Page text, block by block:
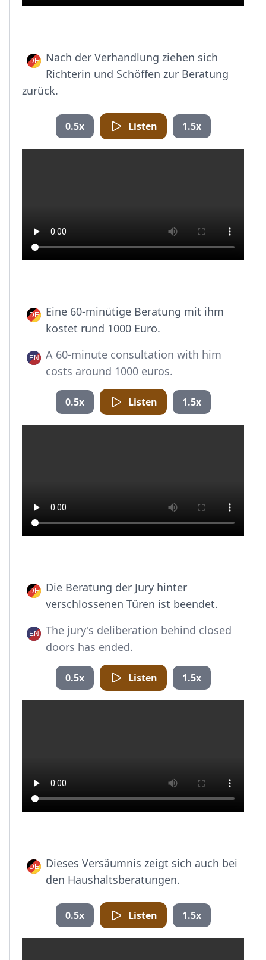
Nach der Verhandlung ziehen sich
Richterin und Schöffen zur Beratung
zurück.
0.5x Listen 1.5x
Eine 60-minütige Beratung mit ihm
kostet rund 1000 Euro.
A 60-minute consultation with him
costs around 1000 euros.
0.5x Listen 1.5x
Die Beratung der Jury hinter
verschlossenen Türen ist beendet.
The jury's deliberation behind closed
doors has ended.
0.5x Listen 1.5x
Dieses Versäumnis zeigt sich auch bei
den Haushaltsberatungen.
0.5x Listen 1.5x